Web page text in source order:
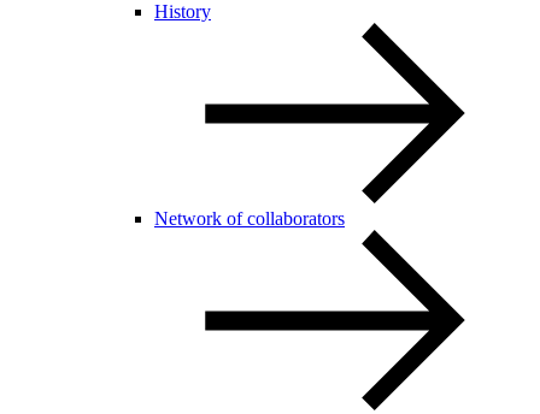
History
Network of collaborators